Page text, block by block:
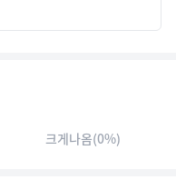
크게나옴(0%)